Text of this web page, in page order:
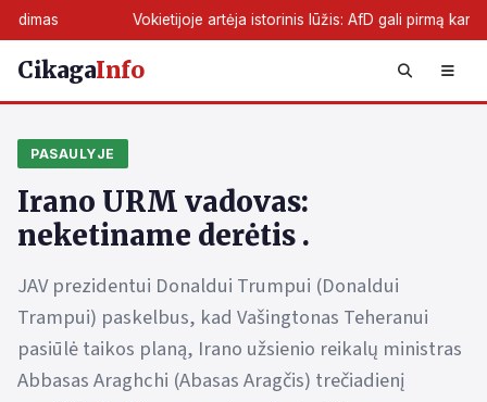
Vokietijoje artėja istorinis lūžis: AfD gali pirmą kartą perimti
CikagaInfo
PASAULYJE
Irano URM vadovas:
neketiname derėtis .
JAV prezidentui Donaldui Trumpui (Donaldui
Trampui) paskelbus, kad Vašingtonas Teheranui
pasiūlė taikos planą, Irano užsienio reikalų ministras
Abbasas Araghchi (Abasas Aragčis) trečiadienį